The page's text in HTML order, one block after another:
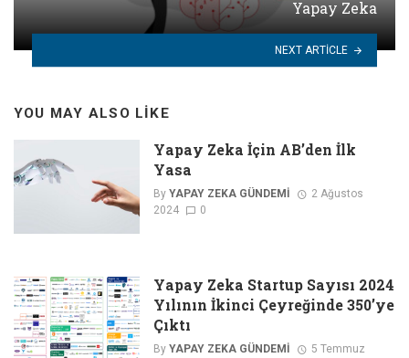
Yapay Zeka
NEXT ARTICLE
YOU MAY ALSO LIKE
Yapay Zeka İçin AB’den İlk
Yasa
By YAPAY ZEKA GÜNDEMI
2 Ağustos
2024
0
Yapay Zeka Startup Sayısı 2024
Yılının İkinci Çeyreğinde 350’ye
Çıktı
By YAPAY ZEKA GÜNDEMI
5 Temmuz